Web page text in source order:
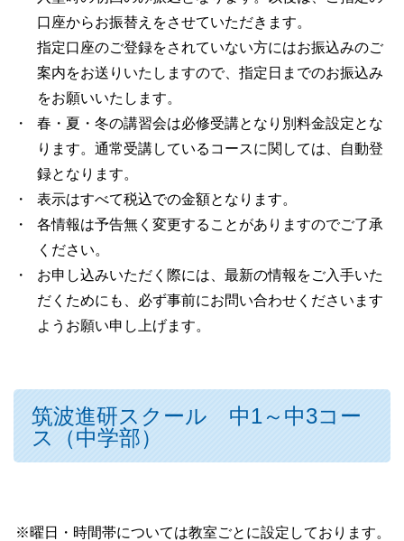
口座からお振替えをさせていただきます。
指定口座のご登録をされていない方にはお振込みのご
案内をお送りいたしますので、指定日までのお振込み
をお願いいたします。
春・夏・冬の講習会は必修受講となり別料金設定とな
ります。通常受講しているコースに関しては、自動登
録となります。
表示はすべて税込での金額となります。
各情報は予告無く変更することがありますのでご了承
ください。
お申し込みいただく際には、最新の情報をご入手いた
だくためにも、必ず事前にお問い合わせくださいます
ようお願い申し上げます。
筑波進研スクール 中1～中3コー
ス（中学部）
※曜日・時間帯については教室ごとに設定しております。